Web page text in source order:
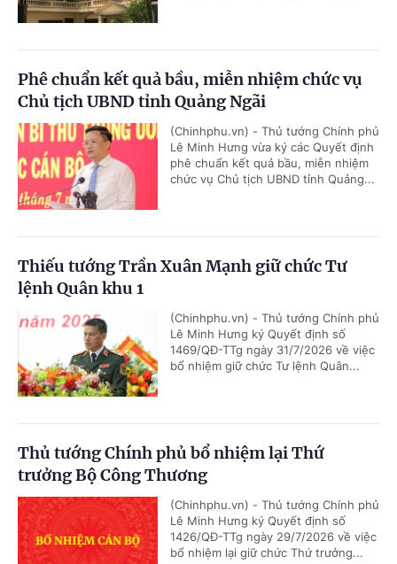
Phê chuẩn kết quả bầu, miễn nhiệm chức vụ
Chủ tịch UBND tỉnh Quảng Ngãi
(Chinhphu.vn) - Thủ tướng Chính phủ
Lê Minh Hưng vừa ký các Quyết định
phê chuẩn kết quả bầu, miễn nhiệm
chức vụ Chủ tịch UBND tỉnh Quảng...
Thiếu tướng Trần Xuân Mạnh giữ chức Tư
lệnh Quân khu 1
(Chinhphu.vn) - Thủ tướng Chính phủ
Lê Minh Hưng ký Quyết định số
1469/QĐ-TTg ngày 31/7/2026 về việc
bổ nhiệm giữ chức Tư lệnh Quân...
Thủ tướng Chính phủ bổ nhiệm lại Thứ
trưởng Bộ Công Thương
(Chinhphu.vn) - Thủ tướng Chính phủ
Lê Minh Hưng ký Quyết định số
1426/QĐ-TTg ngày 29/7/2026 về việc
bổ nhiệm lại giữ chức Thứ trưởng...